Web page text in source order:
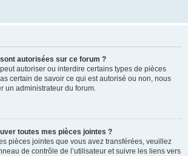
autorisées sur ce forum ?
autoriser ou interdire certains types de pièces
certain de savoir ce qui est autorisé ou non, nous
un administrateur du forum.
toutes mes pièces jointes ?
pièces jointes que vous avez transférées, veuillez
de contrôle de l’utilisateur et suivre les liens vers